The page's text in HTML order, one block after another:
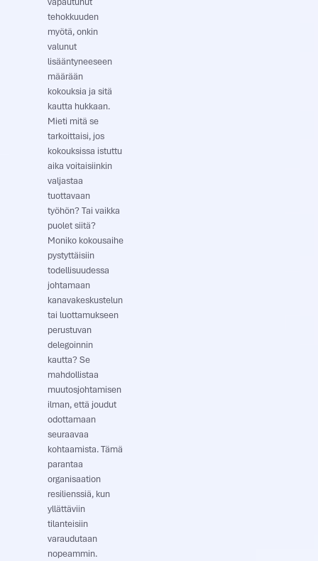
tehokkuuden
myötä, onkin
valunut
lisääntyneeseen
määrään
kokouksia ja sitä
kautta hukkaan.
Mieti mitä se
tarkoittaisi, jos
kokouksissa istuttu
aika voitaisiinkin
valjastaa
tuottavaan
työhön? Tai vaikka
puolet siitä?
Moniko kokousaihe
pystyttäisiin
todellisuudessa
johtamaan
kanavakeskustelun
tai luottamukseen
perustuvan
delegoinnin
kautta? Se
mahdollistaa
muutosjohtamisen
ilman, että joudut
odottamaan
seuraavaa
kohtaamista. Tämä
parantaa
organisaation
resilienssiä, kun
yllättäviin
tilanteisiin
varaudutaan
nopeammin.